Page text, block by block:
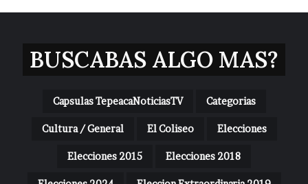
BUSCABAS ALGO MAS?
Capsulas TepeacaNoticiasTV Categorias
Cultura / General El Coliseo Elecciones
Elecciones 2015 Elecciones 2018